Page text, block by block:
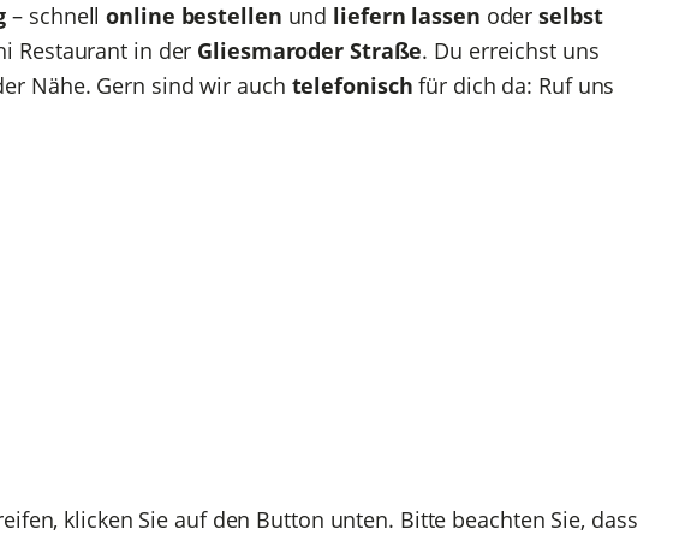
– schnellonline bestellen und liefern lassen oderselbst
Restaurant in der Gliesmaroder Straße. Du erreichst uns
Nähe. Gern sind wir auch telefonisch für dich da: Ruf uns
klicken Sie auf den Button unten. Bitte beachten Sie, dass